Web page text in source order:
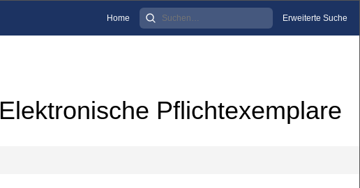
Home Erweiterte Suche
Elektronische Pflichtexemplare